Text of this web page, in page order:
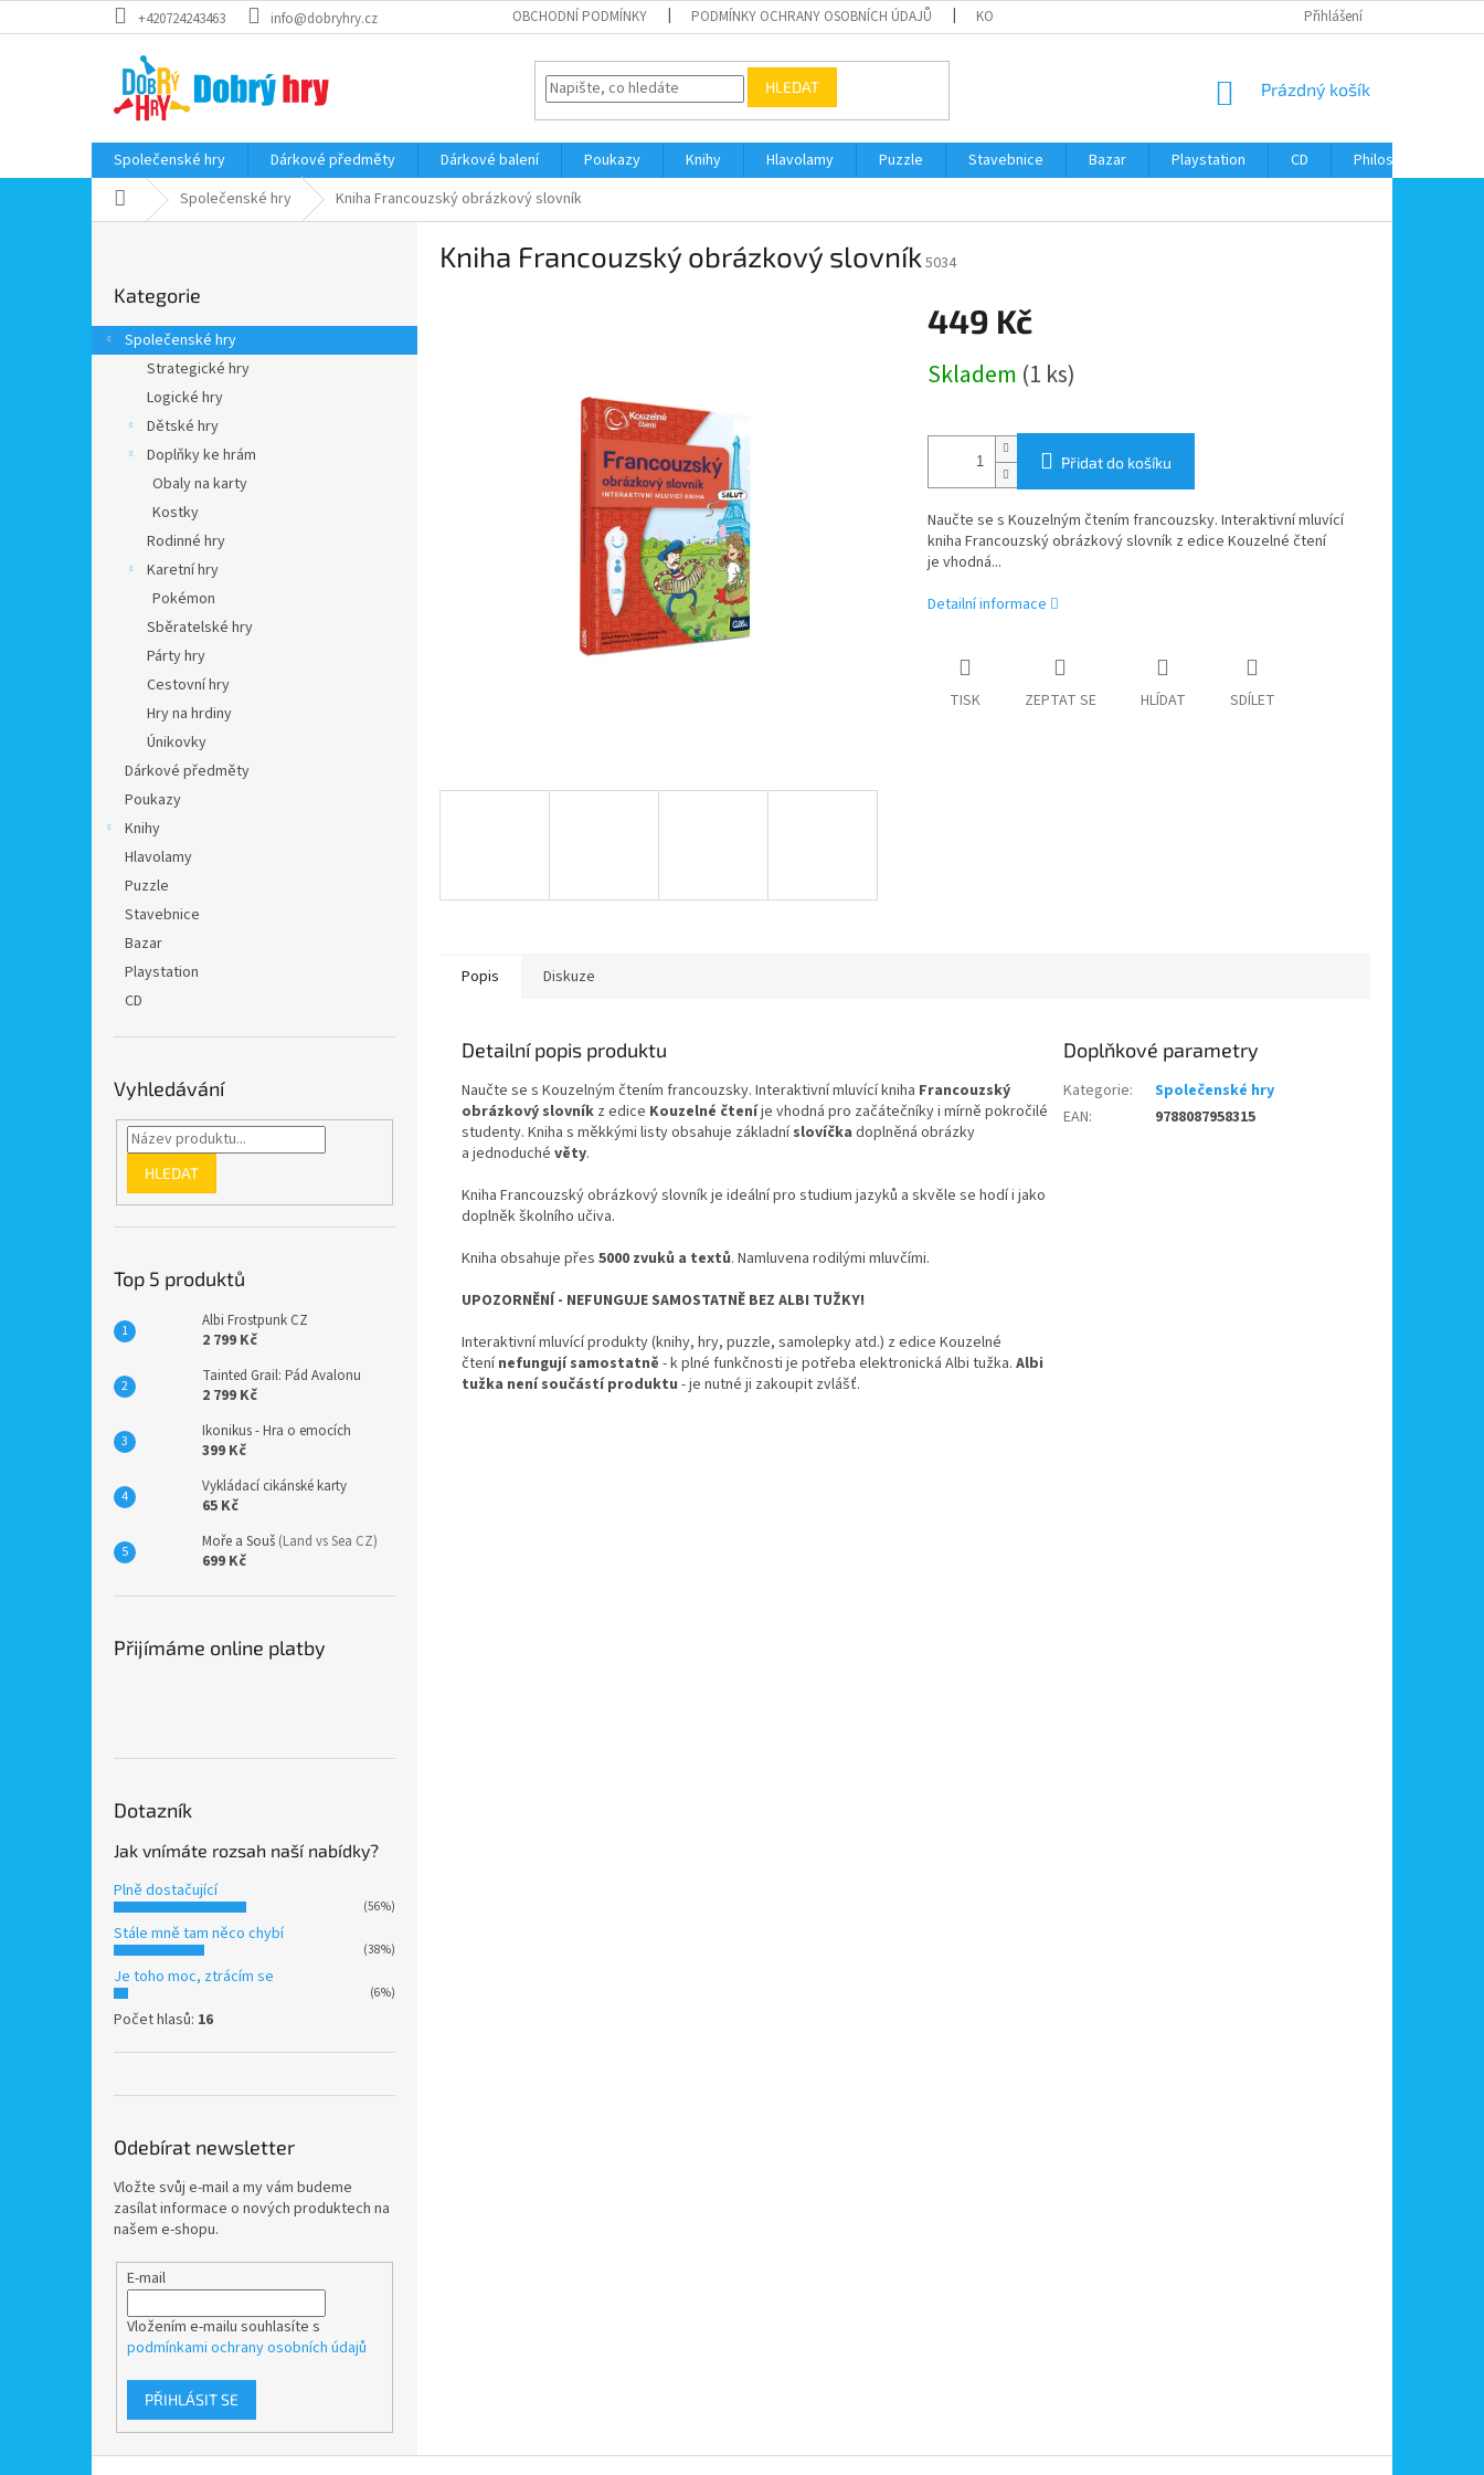
na
+420724243463 info@dobryhry.cz OBCHODNÍ PODMÍNKY PODMÍNKY OCHRANY OSOBNÍCH ÚDAJŮ KONTAKTY Přihlášení
HLEDAT
NÁKUPNÍ
Prázdný košík
Společenské hry Dárkové předměty Dárkové balení Poukazy Knihy Hlavolamy Puzzle Stavebnice Bazar Playstation CD Philos
Domů Společenské hry Kniha Francouzský obrázkový slovník
r
a
kategorie
Kategorie
Společenské hry
Strategické hry
Logické hry
Dětské hry
Doplňky ke hrám
Obaly na karty
Kostky
Rodinné hry
Karetní hry
Pokémon
Sběratelské hry
Párty hry
Cestovní hry
Hry na hrdiny
Únikovky
Dárkové předměty
Poukazy
Knihy
Hlavolamy
Puzzle
Stavebnice
Bazar
Playstation
CD
Vyhledávání
HLEDAT
Top 5 produktů
Albi Frostpunk CZ
2 799 Kč
Tainted Grail: Pád Avalonu
2 799 Kč
Ikonikus - Hra o emocích
399 Kč
Vykládací cikánské karty
65 Kč
Moře a Souš (Land vs Sea CZ)
699 Kč
Přijímáme online platby
Dotazník
Jak vnímáte rozsah naší nabídky?
Plně dostačující
(56%)
Stále mně tam něco chybí
(38%)
Je toho moc, ztrácím se
(6%)
Počet hlasů: 16
Odebírat newsletter
Vložte svůj e-mail a my vám budeme
zasílat informace o nových produktech na
našem e-shopu.
E-mail
Vložením e-mailu souhlasíte s
podmínkami ochrany osobních údajů
PŘIHLÁSIT SE
Kniha Francouzský obrázkový slovník 5034
449 Kč
cena:
Skladem (1 ks)
Přidat do košíku
Naučte se s Kouzelným čtením francouzsky. Interaktivní mluvící
kniha Francouzský obrázkový slovník z edice Kouzelné čtení
je vhodná...
Detailní informace
TISK ZEPTAT SE HLÍDAT SDÍLET
Popis Diskuze
Detailní popis produktu
Naučte se s Kouzelným čtením francouzsky. Interaktivní mluvící kniha Francouzský
obrázkový slovník z edice Kouzelné čteníje vhodná pro začátečníky i mírně pokročilé
studenty. Kniha s měkkými listy obsahuje základní slovíčka doplněná obrázky
a jednoduché věty.
Kniha Francouzský obrázkový slovník je ideální pro studium jazyků a skvěle se hodí i jako
doplněk školního učiva.
Kniha obsahuje přes 5000 zvuků a textů. Namluvena rodilými mluvčími.
UPOZORNĚNÍ - NEFUNGUJE SAMOSTATNĚ BEZ ALBI TUŽKY!
Interaktivní mluvící produkty (knihy, hry, puzzle, samolepky atd.) z edice Kouzelné
čtenínefungují samostatně - k plné funkčnosti je potřeba elektronická Albi tužka. Albi
tužka není součástí produktu - je nutné ji zakoupit zvlášť.
Doplňkové parametry
Kategorie:
Společenské hry
EAN: 9788087958315